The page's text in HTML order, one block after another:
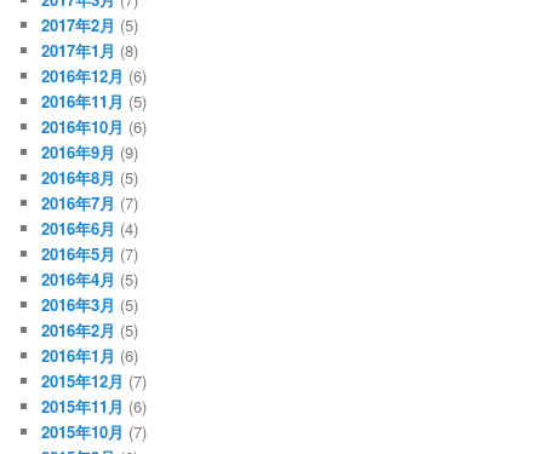
2017年2月 (5)
2017年1月 (8)
2016年12月 (6)
2016年11月 (5)
2016年10月 (6)
2016年9月 (9)
2016年8月 (5)
2016年7月 (7)
2016年6月 (4)
2016年5月 (7)
2016年4月 (5)
2016年3月 (5)
2016年2月 (5)
2016年1月 (6)
2015年12月 (7)
2015年11月 (6)
2015年10月 (7)